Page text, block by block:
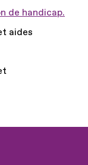
de handicap.
aides